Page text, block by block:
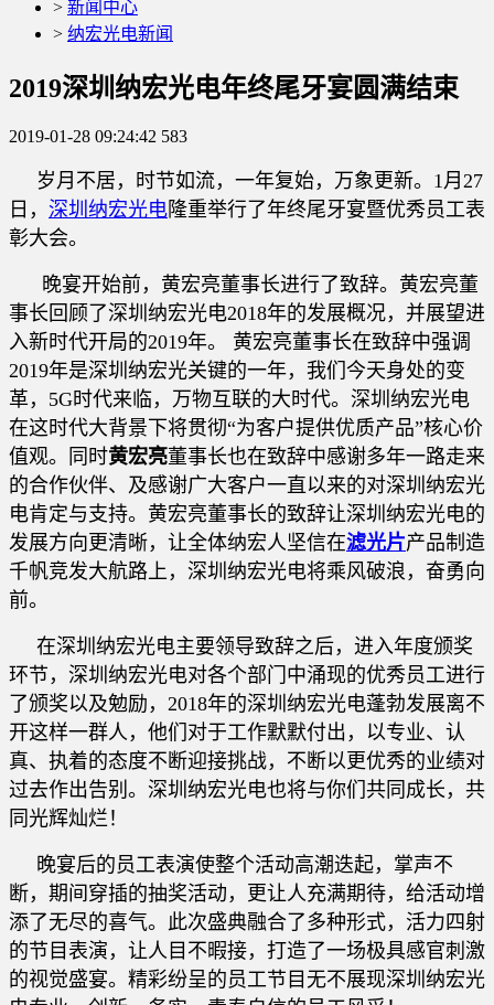
> 新闻中心
> 纳宏光电新闻
2019深圳纳宏光电年终尾牙宴圆满结束
2019-01-28 09:24:42 583
岁月不居，时节如流，一年复始，万象更新。1月27
日， 深圳纳宏光电隆重举行了年终尾牙宴暨优秀员工表
彰大会。
晚宴开始前，黄宏亮董事长进行了致辞。黄宏亮董
事长回顾了深圳纳宏光电2018年的发展概况，并展望进
入新时代开局的2019年。 黄宏亮董事长在致辞中强调
2019年是深圳纳宏光关键的一年，我们今天身处的变
革，5G时代来临，万物互联的大时代。深圳纳宏光电
在这时代大背景下将贯彻“为客户提供优质产品”核心价
值观。同时黄宏亮董事长也在致辞中感谢多年一路走来
的合作伙伴、及感谢广大客户一直以来的对深圳纳宏光
电肯定与支持。黄宏亮董事长的致辞让深圳纳宏光电的
发展方向更清晰，让全体纳宏人坚信在滤光片产品制造
千帆竞发大航路上，深圳纳宏光电将乘风破浪，奋勇向
前。
在深圳纳宏光电主要领导致辞之后，进入年度颁奖
环节，深圳纳宏光电对各个部门中涌现的优秀员工进行
了颁奖以及勉励，2018年的深圳纳宏光电蓬勃发展离不
开这样一群人，他们对于工作默默付出，以专业、认
真、执着的态度不断迎接挑战，不断以更优秀的业绩对
过去作出告别。深圳纳宏光电也将与你们共同成长，共
同光辉灿烂！
晚宴后的员工表演使整个活动高潮迭起，掌声不
断，期间穿插的抽奖活动，更让人充满期待，给活动增
添了无尽的喜气。此次盛典融合了多种形式，活力四射
的节目表演，让人目不暇接，打造了一场极具感官刺激
的视觉盛宴。精彩纷呈的员工节目无不展现深圳纳宏光